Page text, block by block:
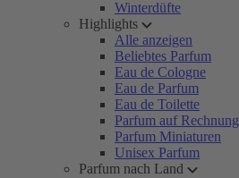
Winterdüfte
Highlights
Alle anzeigen
Beliebtes Parfum
Eau de Cologne
Eau de Parfum
Eau de Toilette
Parfum auf Rechnung
Parfum Miniaturen
Unisex Parfum
Parfum nach Land